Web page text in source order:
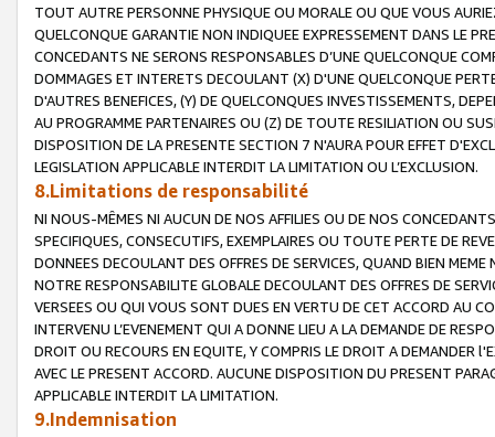
TOUT AUTRE PERSONNE PHYSIQUE OU MORALE OU QUE VOUS
QUELCONQUE GARANTIE NON INDIQUEE EXPRESSEMENT DANS LE
CONCEDANTS NE SERONS RESPONSABLES D’UNE QUELCONQUE
DOMMAGES ET INTERETS DECOULANT (X) D'UNE QUELCONQUE
D'AUTRES BENEFICES, (Y) DE QUELCONQUES INVESTISSEMENTS,
AU PROGRAMME PARTENAIRES OU (Z) DE TOUTE RESILIATION OU
DISPOSITION DE LA PRESENTE SECTION 7 N'AURA POUR EFFET
LEGISLATION APPLICABLE INTERDIT LA LIMITATION OU L’EXCLUSION.
8.Limitations de responsabilité
NI NOUS-MÊMES NI AUCUN DE NOS AFFILIES OU DE NOS
SPECIFIQUES, CONSECUTIFS, EXEMPLAIRES OU TOUTE PERTE DE
DONNEES DECOULANT DES OFFRES DE SERVICES, QUAND BIEN
NOTRE RESPONSABILITE GLOBALE DECOULANT DES OFFRES DE
VERSEES OU QUI VOUS SONT DUES EN VERTU DE CET ACCORD AU
INTERVENU L’EVENEMENT QUI A DONNE LIEU A LA DEMANDE DE
DROIT OU RECOURS EN EQUITE, Y COMPRIS LE DROIT A DEMANDER
AVEC LE PRESENT ACCORD. AUCUNE DISPOSITION DU PRESENT
APPLICABLE INTERDIT LA LIMITATION.
9.Indemnisation